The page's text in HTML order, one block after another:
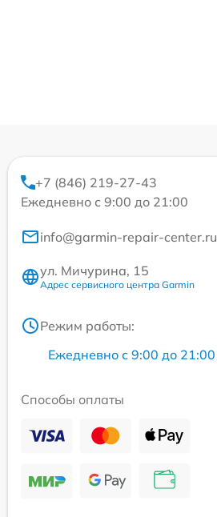
+7 (846) 219-27-43
Ежедневно с 9:00 до 21:00
info@garmin-repair-center.ru
ул. Мичурина, 15
Адрес сервисного центра Garmin
Режим работы:
Ежедневно с 9:00 до 21:00
Способы оплаты